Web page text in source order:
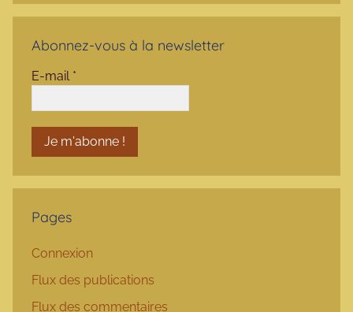
Abonnez-vous à la newsletter
E-mail *
Pages
Connexion
Flux des publications
Flux des commentaires